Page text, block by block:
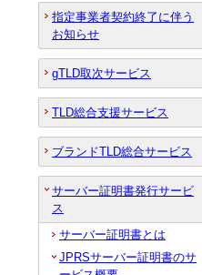
指定事業者契約終了に伴う
お知らせ
gTLD取次サービス
TLD総合支援サービス
ブランドTLD総合サービス
サーバー証明書発行サービ
ス
サーバー証明書とは
JPRSサーバー証明書のサ